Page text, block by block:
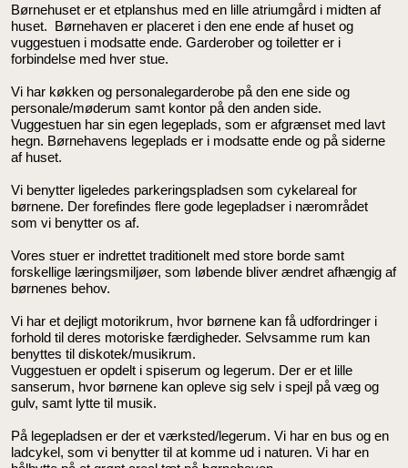
Børnehuset er et etplanshus med en lille atriumgård i midten af
huset. Børnehaven er placeret i den ene ende af huset og
vuggestuen i modsatte ende. Garderober og toiletter er i
forbindelse med hver stue.
Vi har køkken og personalegarderobe på den ene side og
personale/møderum samt kontor på den anden side.
Vuggestuen har sin egen legeplads, som er afgrænset med lavt
hegn. Børnehavens legeplads er i modsatte ende og på siderne
af huset.
Vi benytter ligeledes parkeringspladsen som cykelareal for
børnene. Der forefindes flere gode legepladser i nærområdet
som vi benytter os af.
Vores stuer er indrettet traditionelt med store borde samt
forskellige læringsmiljøer, som løbende bliver ændret afhængig af
børnenes behov.
Vi har et dejligt motorikrum, hvor børnene kan få udfordringer i
forhold til deres motoriske færdigheder. Selvsamme rum kan
benyttes til diskotek/musikrum.
Vuggestuen er opdelt i spiserum og legerum. Der er et lille
sanserum, hvor børnene kan opleve sig selv i spejl på væg og
gulv, samt lytte til musik.
På legepladsen er der et værksted/legerum. Vi har en bus og en
ladcykel, som vi benytter til at komme ud i naturen. Vi har en